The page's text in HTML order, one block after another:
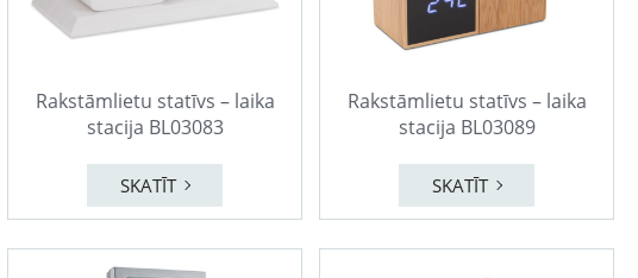
Rakstāmlietu statīvs – laika
stacija BL03083
SKATĪT
Rakstāmlietu statīvs – laika
stacija BL03089
SKATĪT